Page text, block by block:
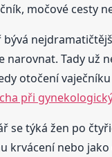
močové cesty
bývá
narovnat. Tady už
otočení
při
se týká žen po
krvácení nebo